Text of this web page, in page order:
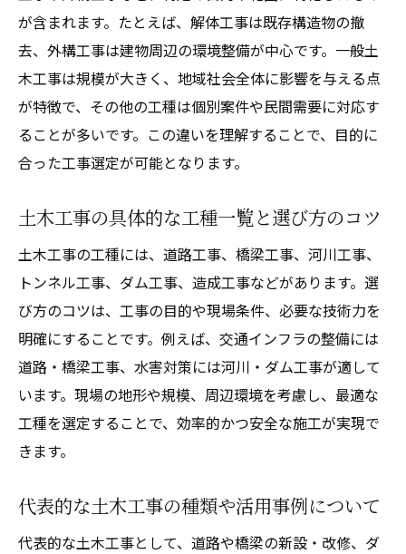
が含まれます。たとえば、解体工事は既存構造物の撤
去、外構工事は建物周辺の環境整備が中心です。一般土
木工事は規模が大きく、地域社会全体に影響を与える点
が特徴で、その他の工種は個別案件や民間需要に対応す
ることが多いです。この違いを理解することで、目的に
合った工事選定が可能となります。
土木工事の具体的な工種一覧と選び方のコツ
土木工事の工種には、道路工事、橋梁工事、河川工事、
トンネル工事、ダム工事、造成工事などがあります。選
び方のコツは、工事の目的や現場条件、必要な技術力を
明確にすることです。例えば、交通インフラの整備には
道路・橋梁工事、水害対策には河川・ダム工事が適して
います。現場の地形や規模、周辺環境を考慮し、最適な
工種を選定することで、効率的かつ安全な施工が実現で
きます。
代表的な土木工事の種類や活用事例について
代表的な土木工事として、道路や橋梁の新設・改修、ダ